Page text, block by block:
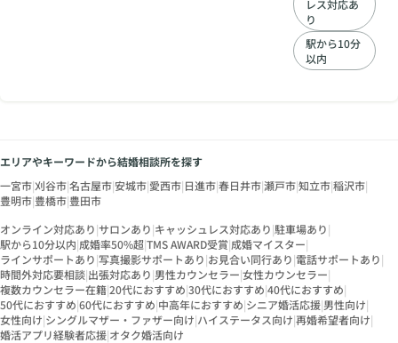
グアプリ並みのご費
用で『最大級の出会
い』を『最小限の価
格』でご提供できる
新しいスタイルのオ
ばにある結婚相談
業時間もありませ
ん。思い立った時に
いつでも対応いたし
ます。 また「恋愛診
断」や「無料マッチ
ング検索」、ご活動
時は「AIマッチン
レス対応あ
り
駅から10分
以内
エリアやキーワードから結婚相談所を探す
一宮市|刈谷市|名古屋市|安城市|愛西市|日進市|春日井市|瀬戸市|知立市|稲沢市|
豊明市|豊橋市|豊田市
オンライン対応あり|サロンあり|キャッシュレス対応あり|駐車場あり|
駅から10分以内|成婚率50%超|TMS AWARD受賞|成婚マイスター|
ラインサポートあり|写真撮影サポートあり|お見合い同行あり|電話サポートあり|
時間外対応要相談|出張対応あり|男性カウンセラー|女性カウンセラー|
複数カウンセラー在籍|20代におすすめ|30代におすすめ|40代におすすめ|
50代におすすめ|60代におすすめ|中高年におすすめ|シニア婚活応援|男性向け|
女性向け|シングルマザー・ファザー向け|ハイステータス向け|再婚希望者向け|
婚活アプリ経験者応援|オタク婚活向け